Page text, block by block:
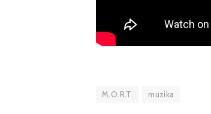
M.O.R.T. muzika